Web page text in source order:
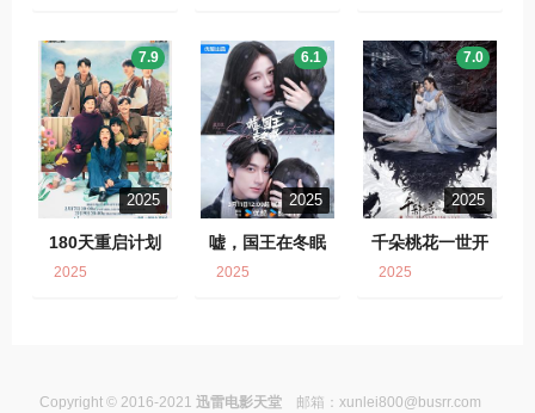
2025
180天重启计划
7.9
2025
2025
嘘，国王在冬眠
6.1
2025
2025
千朵桃花一世开
7.0
2025
Copyright © 2016-2021 迅雷电影天堂 邮箱： xunlei800@busrr.com